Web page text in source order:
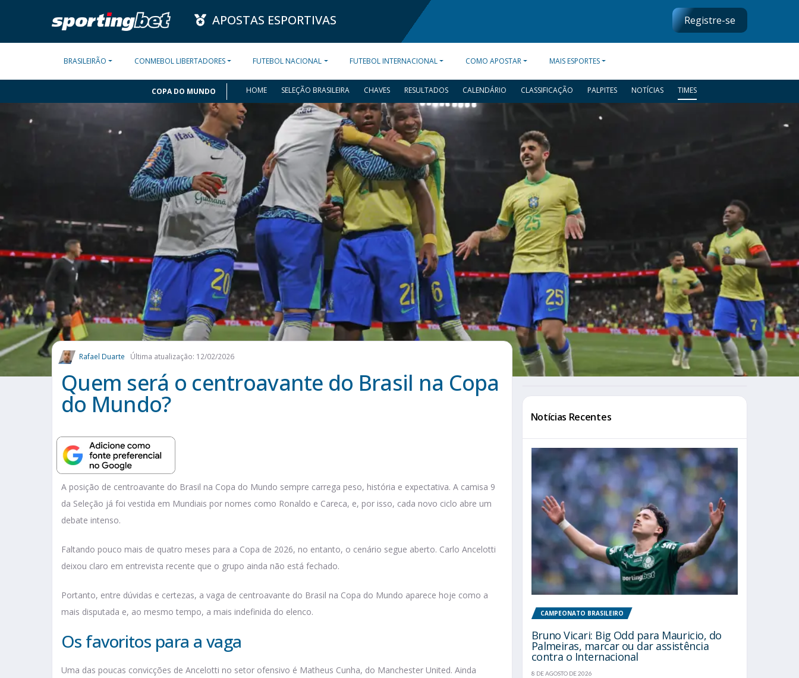
APOSTAS ESPORTIVAS Registre-se
BRASILEIRÃO CONMEBOL LIBERTADORES FUTEBOL NACIONAL FUTEBOL INTERNACIONAL COMO APOSTAR MAIS ESPORTES
COPA DO MUNDO HOME SELEÇÃO BRASILEIRA CHAVES RESULTADOS CALENDÁRIO CLASSIFICAÇÃO PALPITES NOTÍCIAS TIMES
Rafael Duarte Última atualização: 12/02/2026
Quem será o centroavante do Brasil na Copa
do Mundo?
A posição de centroavante do Brasil na Copa do Mundo sempre carrega peso, história e expectativa. A camisa 9
da Seleção já foi vestida em Mundiais por nomes como Ronaldo e Careca, e, por isso, cada novo ciclo abre um
debate intenso.
Faltando pouco mais de quatro meses para a Copa de 2026, no entanto, o cenário segue aberto. Carlo Ancelotti
deixou claro em entrevista recente que o grupo ainda não está fechado.
Portanto, entre dúvidas e certezas, a vaga de centroavante do Brasil na Copa do Mundo aparece hoje como a
mais disputada e, ao mesmo tempo, a mais indefinida do elenco.
Os favoritos para a vaga
Uma das poucas convicções de Ancelotti no setor ofensivo é Matheus Cunha, do Manchester United. Ainda
Notícias Recentes
CAMPEONATO BRASILEIRO
Bruno Vicari: Big Odd para Mauricio, do
Palmeiras, marcar ou dar assistência
contra o Internacional
8 DE AGOSTO DE 2026